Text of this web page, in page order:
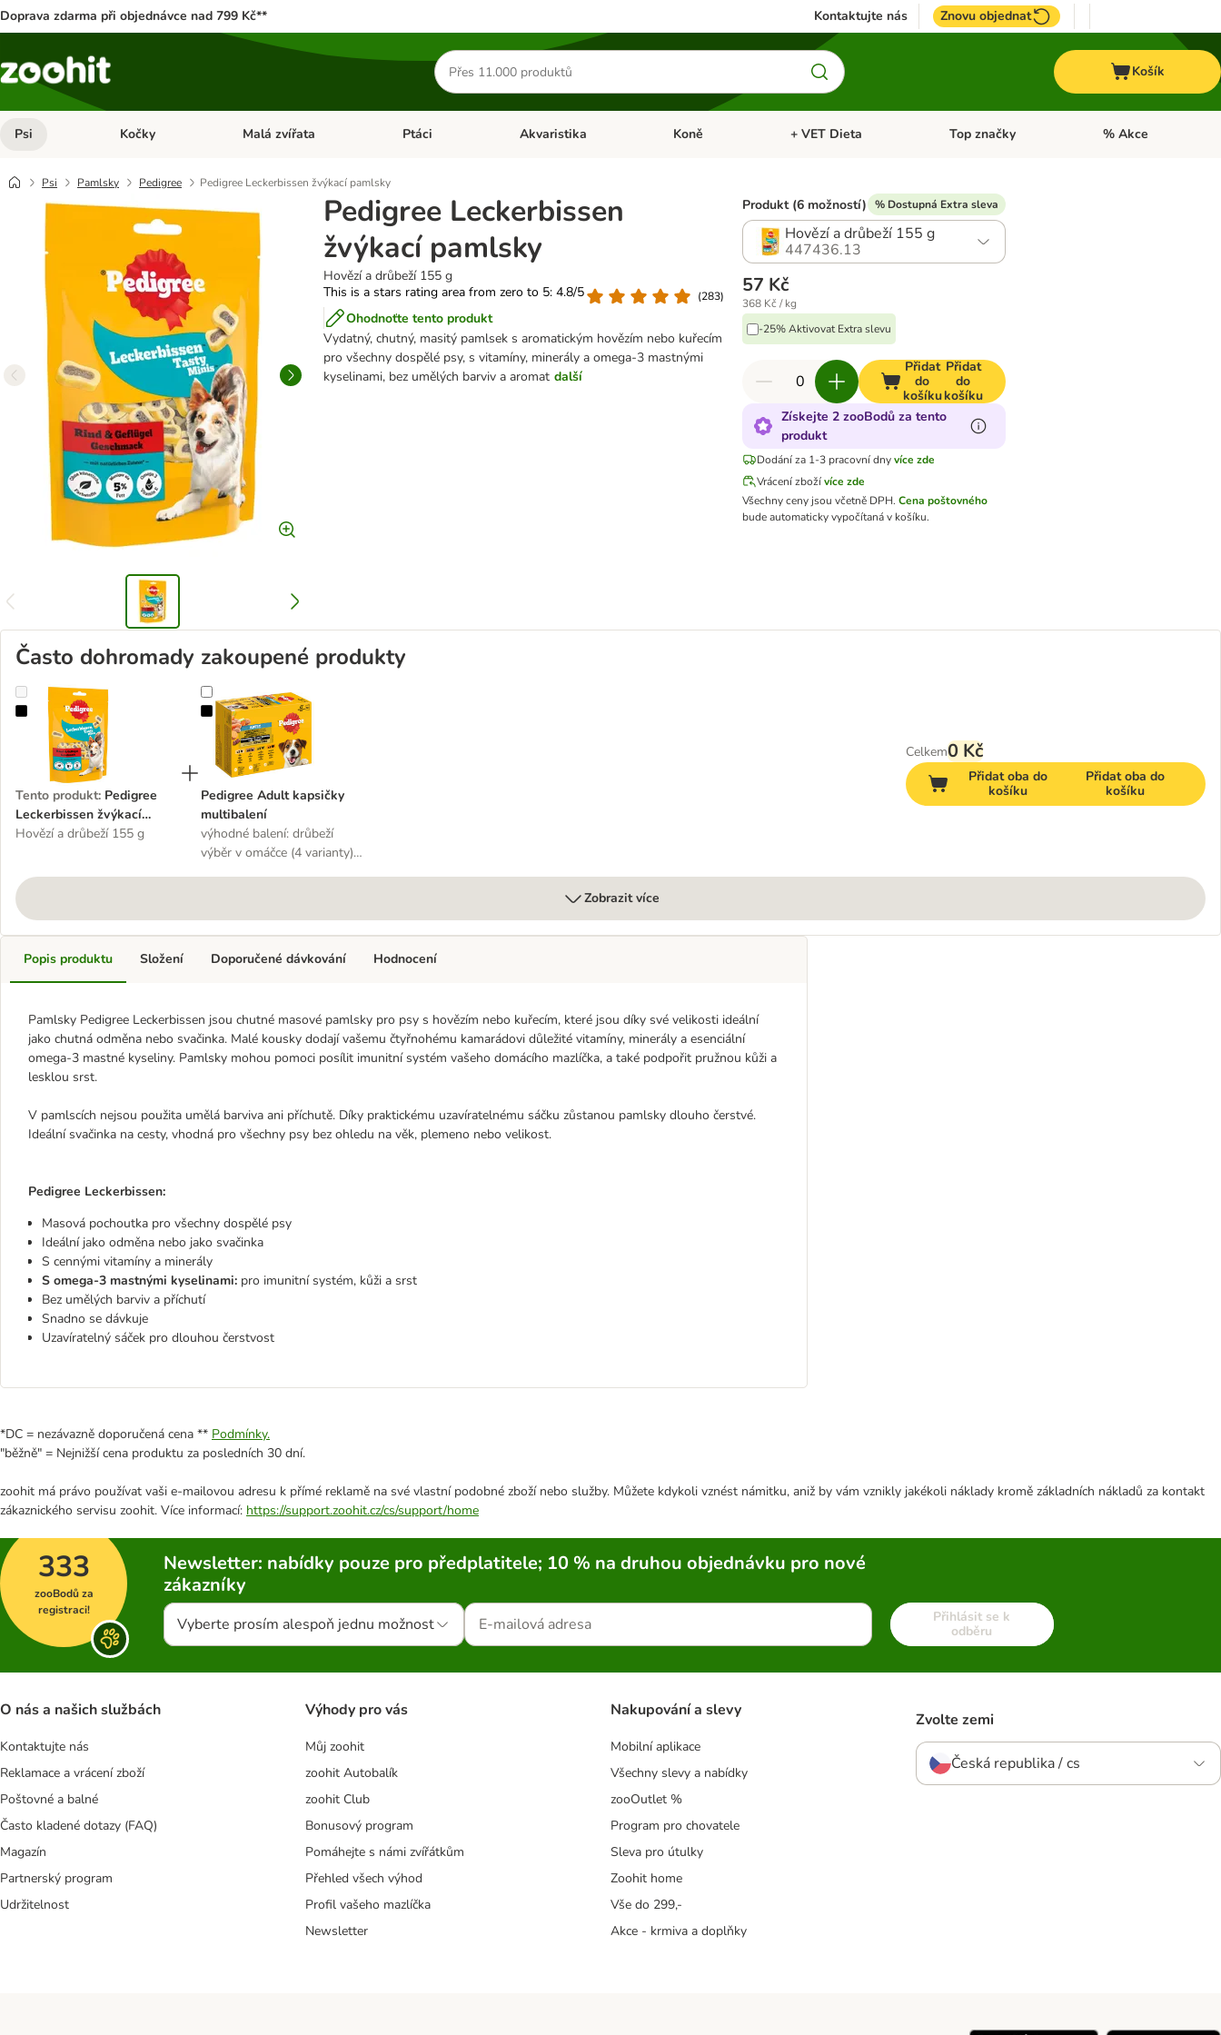
Doprava zdarma při objednávce nad 799 Kč** Kontaktujte nás Znovu objednat
Hledat
produkty
Košík
Psi Otevřít menu: Psi
Kočky Otevřít menu: Kočky
Malá zvířata Otevřít menu: Malá zvířata
Ptáci Otevřít menu: Ptáci
Akvaristika Otevřít menu: Akvaristika
Koně Otevřít menu: Koně
+ VET Dieta Otevřít menu: + VET Dieta
Top značky Otevřít menu: Top
% Akce
Psi Pamlsky Pedigree Pedigree Leckerbissen žvýkací pamlsky
Pedigree Leckerbissen
žvýkací pamlsky
Hovězí a drůbeží 155 g
This is a stars rating area from zero to 5: 4.8/5
(283)
Ohodnoťte tento produkt
Vydatný, chutný, masitý pamlsek s aromatickým hovězím nebo kuřecím
pro všechny dospělé psy, s vitamíny, minerály a omega-3 mastnými
kyselinami, bez umělých barviv a aromat další
Produkt (6 možností) % Dostupná Extra sleva
Hovězí a drůbeží 155 g
447436.13
57 Kč
368 Kč / kg
-25% Aktivovat Extra slevu
Přidat
do
košíku
Přidat
do
košíku
Získejte 2 zooBodů za tento
produkt
Dodání za 1-3 pracovní dny více zde
Vrácení zbožívíce zde
Všechny ceny jsou včetně DPH. Cena poštovného
bude automaticky vypočítaná v košíku.
Často dohromady zakoupené produkty
Pedigree Leckerbissen žvýkací pamlsky
Tento produkt: Pedigree
Leckerbissen žvýkací
pamlsky
Hovězí a drůbeží 155 g
Pedigree Adult kapsičky multibalení
Pedigree Adult kapsičky
multibalení
výhodné balení: drůbeží
výběr v omáčce (4 varianty)
Celkem0 Kč
Přidat oba do
košíku
Přidat oba do
košíku
Zobrazit více
Popis produktu
Pamlsky Pedigree Leckerbissen jsou chutné masové pamlsky pro psy s hovězím nebo kuřecím, které jsou díky své velikosti ideální
jako chutná odměna nebo svačinka. Malé kousky dodají vašemu čtyřnohému kamarádovi důležité vitamíny, minerály a esenciální
omega-3 mastné kyseliny. Pamlsky mohou pomoci posílit imunitní systém vašeho domácího mazlíčka, a také podpořit pružnou kůži a
lesklou srst.
V pamlscích nejsou použita umělá barviva ani příchutě. Díky praktickému uzavíratelnému sáčku zůstanou pamlsky dlouho čerstvé.
Ideální svačinka na cesty, vhodná pro všechny psy bez ohledu na věk, plemeno nebo velikost.
Pedigree Leckerbissen:
Masová pochoutka pro všechny dospělé psy
Ideální jako odměna nebo jako svačinka
S cennými vitamíny a minerály
S omega-3 mastnými kyselinami: pro imunitní systém, kůži a srst
Bez umělých barviv a příchutí
Snadno se dávkuje
Uzavíratelný sáček pro dlouhou čerstvost
Složení Doporučené dávkování Hodnocení
*DC = nezávazně doporučená cena ** Podmínky.
"běžně" = Nejnižší cena produktu za posledních 30 dní.
zoohit má právo používat vaši e-mailovou adresu k přímé reklamě na své vlastní podobné zboží nebo služby. Můžete kdykoli vznést námitku, aniž by vám vznikly jakékoli náklady kromě základních nákladů za kontakt
zákaznického servisu zoohit. Více informací: https://support.zoohit.cz/cs/support/home
333
zooBodů za
registraci!
Newsletter: nabídky pouze pro předplatitele; 10 % na druhou objednávku pro nové
zákazníky
Vyberte prosím alespoň jednu možnost
Přihlásit se k
odběru
O nás a našich službách
Kontaktujte nás
Reklamace a vrácení zboží
Poštovné a balné
Často kladené dotazy (FAQ)
Magazín
Partnerský program
Udržitelnost
Výhody pro vás
Můj zoohit
zoohit Autobalík
zoohit Club
Bonusový program
Pomáhejte s námi zvířátkům
Přehled všech výhod
Profil vašeho mazlíčka
Newsletter
Nakupování a slevy
Mobilní aplikace
Všechny slevy a nabídky
zooOutlet %
Program pro chovatele
Sleva pro útulky
Zoohit home
Vše do 299,-
Akce - krmiva a doplňky
Zvolte zemi
Česká republika / cs